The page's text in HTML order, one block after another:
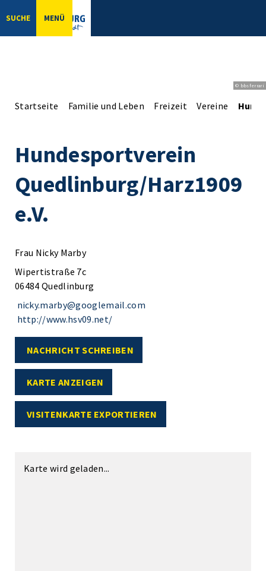
SUCHE MENÜ
© bbsferrari
Startseite Familie und Leben Freizeit Vereine
Hundesportverein
Quedlinburg/Harz1909
e.V.
Frau Nicky Marby
Wipertistraße 7c
06484 Quedlinburg
nicky.marby@googlemail.com
http://www.hsv09.net/
NACHRICHT SCHREIBEN
KARTE ANZEIGEN
VISITENKARTE EXPORTIEREN
Karte wird geladen...